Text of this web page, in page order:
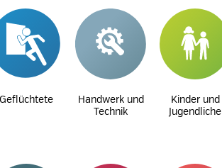
Geflüchtete
Handwerk und
Technik
Kinder und
Jugendliche